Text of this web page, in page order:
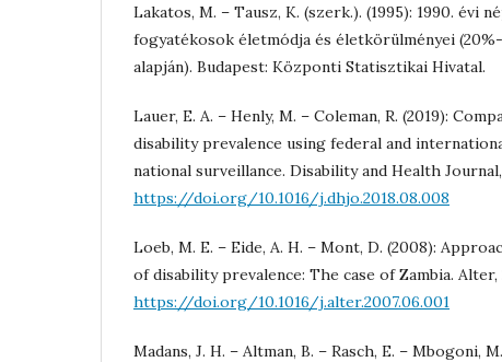
Lakatos, M. – Tausz, K. (szerk.). (1995): 1990. évi
fogyatékosok életmódja és életkörülményei
alapján). Budapest: Központi Statisztikai Hivatal.
Lauer, E. A. – Henly, M. – Coleman, R. (2019):
disability prevalence using federal and
national surveillance. Disability and Health Journal,
https://doi.org/10.1016/j.dhjo.2018.08.008
Loeb, M. E. – Eide, A. H. – Mont, D. (2008):
of disability prevalence: The case of Zambia. Alter,
https://doi.org/10.1016/j.alter.2007.06.001
Madans, J. H. – Altman, B. – Rasch, E. – Mbogoni,